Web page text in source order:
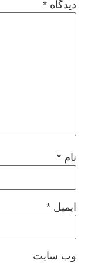
دیدگاه *
نام *
ایمیل *
وب‌ سایت